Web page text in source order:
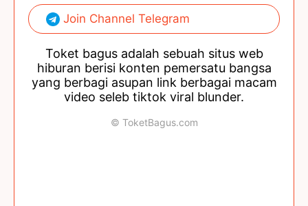
Join Channel Telegram
Toket bagus adalah sebuah situs web
hiburan berisi konten pemersatu bangsa
yang berbagi asupan link berbagai macam
video seleb tiktok viral blunder.
© ToketBagus.com